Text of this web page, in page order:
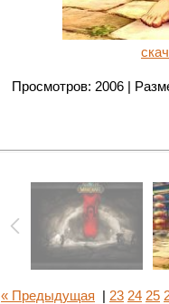
Просмотров: 2006 |
« Предыдущая 23 24 25